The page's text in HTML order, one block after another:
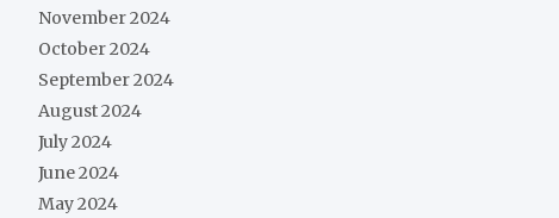
November 2024
October 2024
September 2024
August 2024
July 2024
June 2024
May 2024